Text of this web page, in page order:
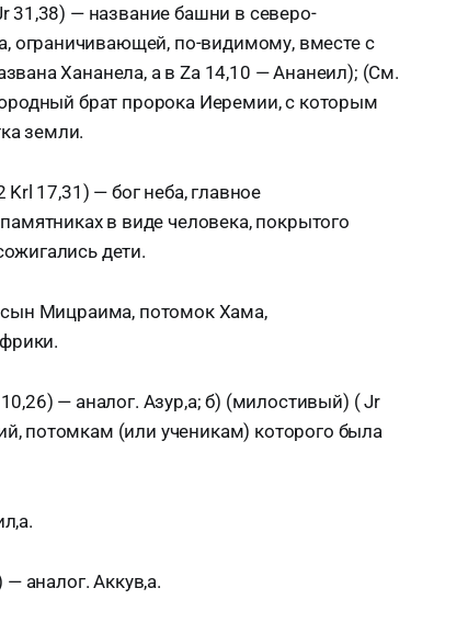
— название башни в северо-
ограничивающей, по-видимому, вместе с
Хананела, а в Za 14,10 — Ананеил); (См.
брат пророка Иеремии, с которым
земли.
17,31) — бог неба, главное
в виде человека, покрытого
дети.
Мицраима, потомок Хама,
— аналог. Азур,а; б) (милостивый) ( Jr
потомкам (или ученикам) которого была
аналог. Аккув,а.